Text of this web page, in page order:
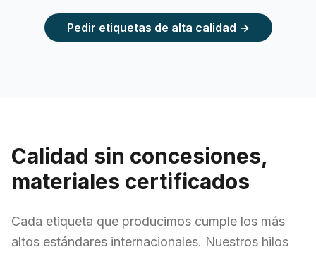
Pedir etiquetas de alta calidad →
Calidad sin concesiones,
materiales certificados
Cada etiqueta que producimos cumple los más
altos estándares internacionales. Nuestros hilos